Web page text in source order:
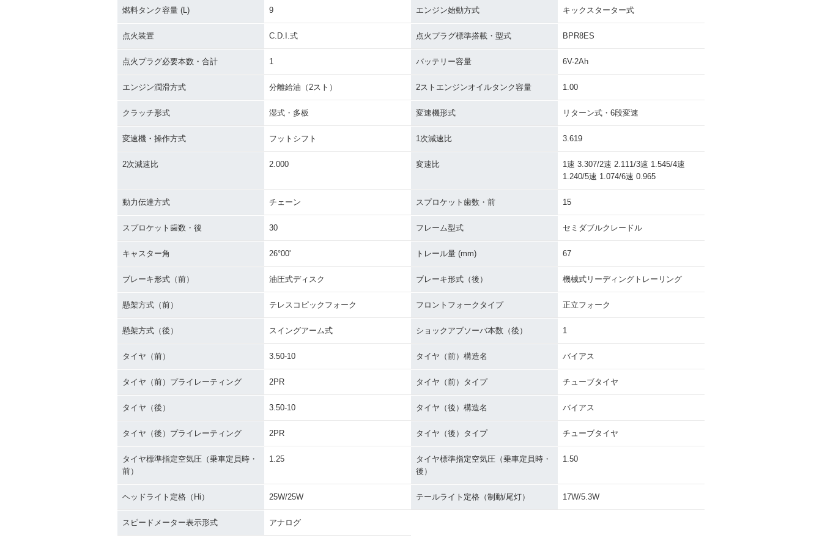
燃料タンク容量 (L) 9 エンジン始動方式 キックスターター式
点火装置 C.D.I.式 点火プラグ標準搭載・型式 BPR8ES
点火プラグ必要本数・合計 1 バッテリー容量 6V-2Ah
エンジン潤滑方式 分離給油（2スト） 2ストエンジンオイルタンク容量 1.00
クラッチ形式 湿式・多板 変速機形式 リターン式・6段変速
変速機・操作方式 フットシフト 1次減速比 3.619
2次減速比 2.000 変速比
1速 3.307/2速 2.111/3速 1.545/4速
1.240/5速 1.074/6速 0.965
動力伝達方式 チェーン スプロケット歯数・前 15
スプロケット歯数・後 30 フレーム型式 セミダブルクレードル
キャスター角 26°00' トレール量 (mm) 67
ブレーキ形式（前） 油圧式ディスク ブレーキ形式（後） 機械式リーディングトレーリング
懸架方式（前） テレスコピックフォーク フロントフォークタイプ 正立フォーク
懸架方式（後） スイングアーム式 ショックアブソーバ本数（後） 1
タイヤ（前） 3.50-10 タイヤ（前）構造名 バイアス
タイヤ（前）プライレーティング 2PR タイヤ（前）タイプ チューブタイヤ
タイヤ（後） 3.50-10 タイヤ（後）構造名 バイアス
タイヤ（後）プライレーティング 2PR タイヤ（後）タイプ チューブタイヤ
タイヤ標準指定空気圧（乗車定員時・
前）
1.25
タイヤ標準指定空気圧（乗車定員時・
後）
1.50
ヘッドライト定格（Hi） 25W/25W テールライト定格（制動/尾灯） 17W/5.3W
スピードメーター表示形式 アナログ